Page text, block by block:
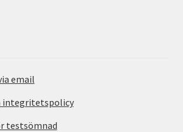
email
integritetspolicy
testsömnad